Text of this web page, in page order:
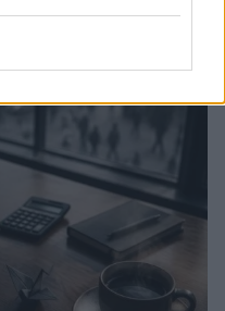
bresciano nel primo